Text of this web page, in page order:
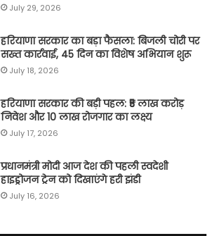
July 29, 2026
हरियाणा सरकार का बड़ा फैसला: बिजली चोरी पर
सख्त कार्रवाई, 45 दिन का विशेष अभियान शुरू
July 18, 2026
हरियाणा सरकार की बड़ी पहल: ₹5 लाख करोड़
निवेश और 10 लाख रोजगार का लक्ष्य
July 17, 2026
प्रधानमंत्री मोदी आज देश की पहली स्वदेशी
हाइड्रोजन ट्रेन को दिखाएंगे हरी झंडी
July 16, 2026